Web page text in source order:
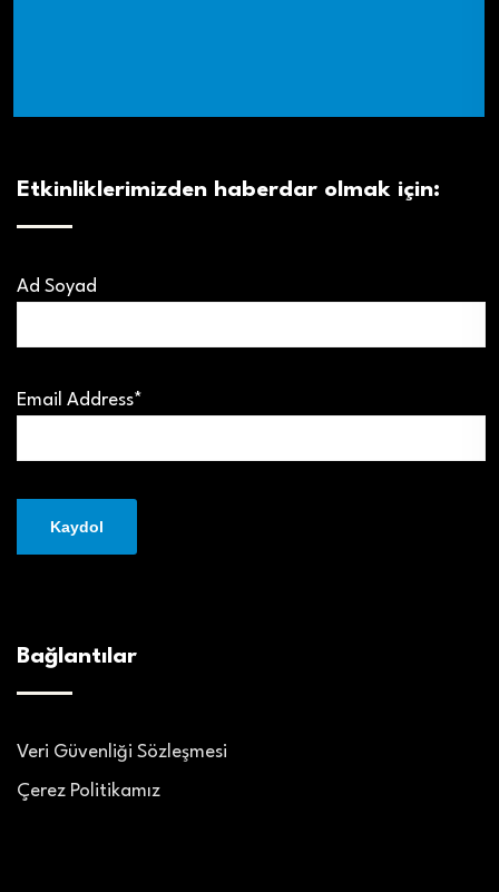
Etkinliklerimizden haberdar olmak için:
Ad Soyad
Email Address*
Bağlantılar
Veri Güvenliği Sözleşmesi
Çerez Politikamız